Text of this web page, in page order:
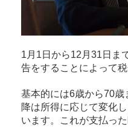
1月1日から12月31日ま
告をすることによって
基本的には6歳から70歳
降は所得に応じて変化
います。これが支払った